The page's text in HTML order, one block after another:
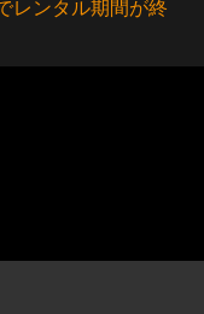
レンタル期間が終